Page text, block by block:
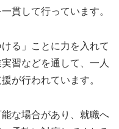
貫して行っています。
る」ことに力を入れて
習などを通して、一人
が行われています。
な場合があり、就職へ